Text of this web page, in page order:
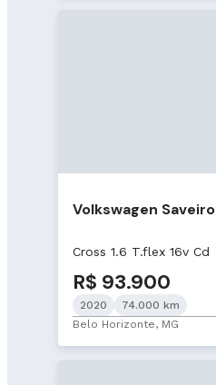
Volkswagen Saveiro
Cross 1.6 T.flex 16v Cd
R$ 93.900
2020
74.000 km
Belo Horizonte, MG